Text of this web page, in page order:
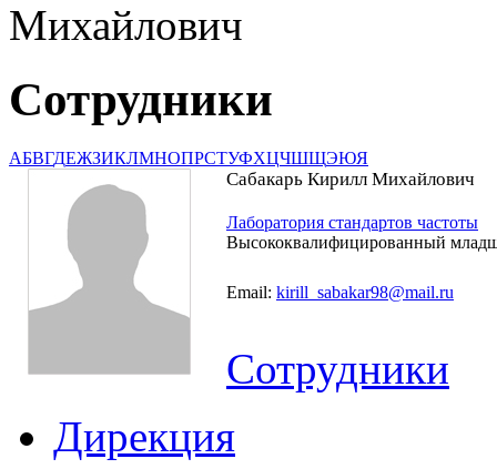
Михайлович
Сотрудники
АБВГДЕЖЗИКЛМНОПРСТУФХЦЧШЩЭЮЯ
Сабакарь Кирилл Михайлович
Лаборатория стандартов частоты
Высококвалифицированный
Email: kirill_sabakar98@mail.ru
Сотрудники
Дирекция